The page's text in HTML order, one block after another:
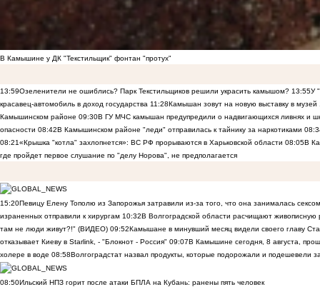
В Камышине у ДК "Текстильщик" фонтан "протух"
13:59Озеленители не ошиблись? Парк Текстильщиков решили украсить камышом? 13:55У
красавец-автомобиль в доход государства 11:28Камышан зовут на новую выставку в музей
Камышинском районе 09:30В ГУ МЧС камышан предупредили о надвигающихся ливнях и
опасности 08:42В Камышинском районе "леди" отправилась к тайнику за наркотиками
08:21«Крышка "котла" захлопнется»: ВС РФ прорываются в Харьковской области 08:05В
где пройдет первое слушание по "делу Норова", не предполагается
15:20Певицу Елену Тополю из Запорожья затравили из-за того, что она занималась
израненных отправили к хирургам 10:32В Волгоградской области расчищают
там не люди живут?!" (ВИДЕО) 09:52Камышане в минувший месяц видели своего главу
отказывает Киеву в Starlink, - "Блокнот - Россия" 09:07В Камышине сегодня, 8 августа,
холере в воде 08:58Волгоградстат назвал продукты, которые подорожали и подешевели
08:50Ильский НПЗ горит после атаки БПЛА на Кубань: ранены пять человек